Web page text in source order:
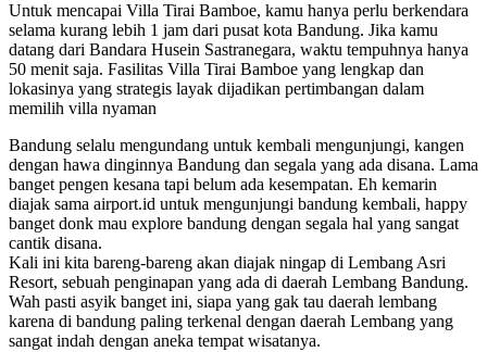
Untuk mencapai Villa Tirai Bamboe, kamu hanya perlu berkendara
selama kurang lebih 1 jam dari pusat kota Bandung. Jika kamu
datang dari Bandara Husein Sastranegara, waktu tempuhnya hanya
50 menit saja. Fasilitas Villa Tirai Bamboe yang lengkap dan
lokasinya yang strategis layak dijadikan pertimbangan dalam
memilih villa nyaman
Bandung selalu mengundang untuk kembali mengunjungi, kangen
dengan hawa dinginnya Bandung dan segala yang ada disana. Lama
banget pengen kesana tapi belum ada kesempatan. Eh kemarin
diajak sama airport.id untuk mengunjungi bandung kembali, happy
banget donk mau explore bandung dengan segala hal yang sangat
cantik disana.
Kali ini kita bareng-bareng akan diajak ningap di Lembang Asri
Resort, sebuah penginapan yang ada di daerah Lembang Bandung.
Wah pasti asyik banget ini, siapa yang gak tau daerah lembang
karena di bandung paling terkenal dengan daerah Lembang yang
sangat indah dengan aneka tempat wisatanya.